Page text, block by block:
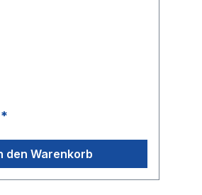
den Warenkorb